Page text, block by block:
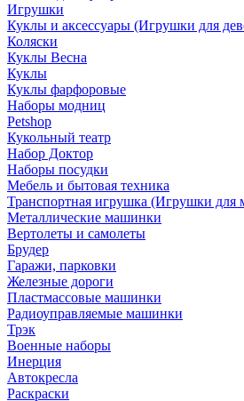
Игрушки
Куклы и аксессуары (Игрушки для
Коляски
Куклы Весна
Куклы
Куклы фарфоровые
Наборы модниц
Petshop
Кукольный театр
Набор Доктор
Наборы посудки
Мебель и бытовая техника
Транспортная игрушка (Игрушки для
Металлические машинки
Вертолеты и самолеты
Брудер
Гаражи, парковки
Железные дороги
Пластмассовые машинки
Радиоуправляемые машинки
Трэк
Военные наборы
Инерция
Автокресла
Раскраски